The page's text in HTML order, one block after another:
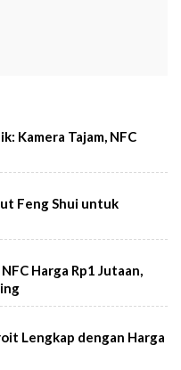
Kamera Tajam, NFC
Feng Shui untuk
Harga Rp1 Jutaan,
Lengkap dengan Harga